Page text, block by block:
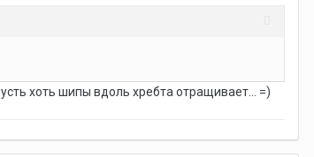
хоть шипы вдоль хребта отращивает... =)